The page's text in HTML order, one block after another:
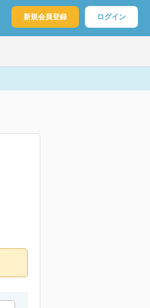
新規会員登録 ログイン